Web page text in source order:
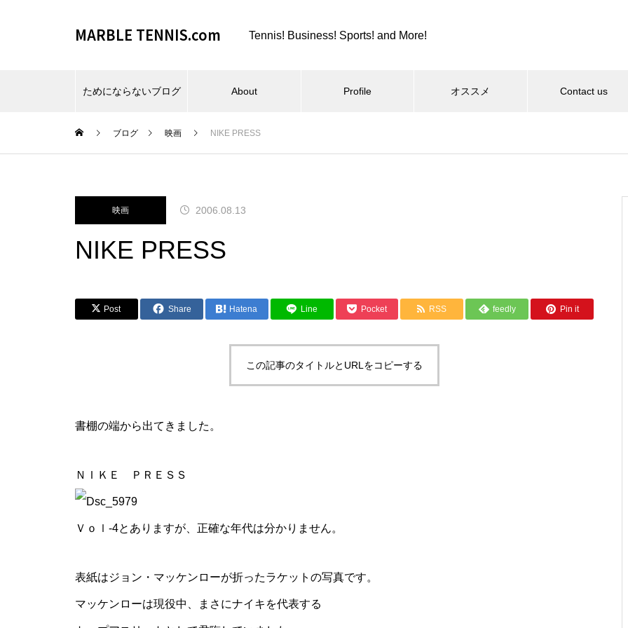
MARBLE TENNIS.com Tennis! Business! Sports! and More!
ためにならないブログ About Profile オススメ Contact us
ビーチスポーツとか、夏とか。
仕事場とか、REC FESTA と
コロンビア８とか、全日本９位
ニュージェネとか、またまた卓
ブログ 映画 NIKE PRESS
映画 2006.08.13
NIKE PRESS
Post Share Hatena Line Pocket RSS feedly Pin it
この記事のタイトルとURLをコピーする
書棚の端から出てきました。
ＮＩＫＥ ＰＲＥＳＳ
Ｖｏｌ-4とありますが、正確な年代は分かりません。
表紙はジョン・マッケンローが折ったラケットの写真です。
マッケンローは現役中、まさにナイキを代表する